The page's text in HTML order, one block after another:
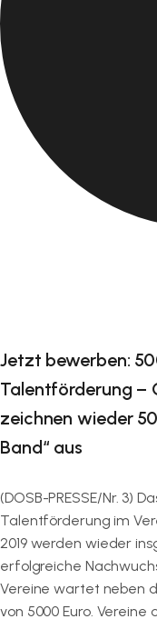
Jetzt bewerben:
Talentförderung –
zeichnen wieder
Band“ aus
(DOSB-PRESSE/Nr. 3)
Talentförderung im
2019 werden wieder
erfolgreiche
Vereine wartet neben
von 5000 Euro. Vereine